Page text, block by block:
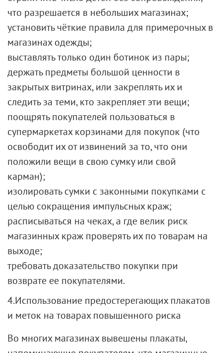
что разрешается в небольших магазинах;
установить чёткие правила для примерочных в
магазинах одежды;
выставлять только один ботинок из пары;
держать предметы большой ценности в
закрытых витринах, или закреплять их и
следить за теми, кто закрепляет эти вещи;
поощрять покупателей пользоваться в
супермаркетах корзинами для покупок (что
освободит их от извинений за то, что они
положили вещи в свою сумку или свой
карман);
изолировать сумки с законными покупками с
целью сокращения импульсных краж;
расписываться на чеках, а где велик риск
магазинных краж проверять их по товарам на
выходе;
требовать доказательство покупки при
возврате ее покупателями.
4.Использование предостерегающих плакатов
и меток на товарах повышенного риска
Во многих магазинах вывешены плакаты,